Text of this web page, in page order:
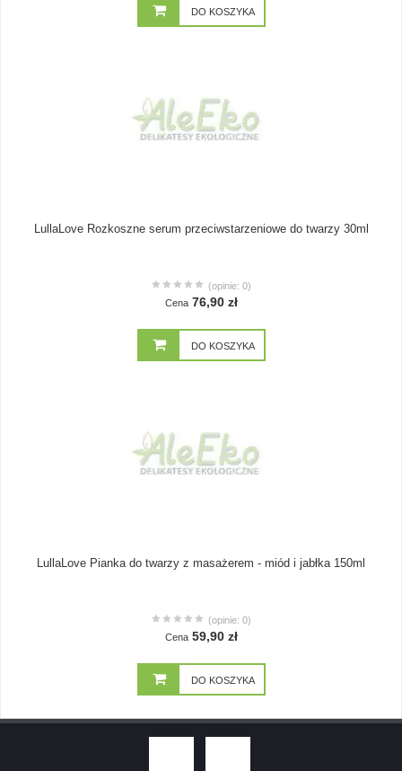
DO KOSZYKA
LullaLove Rozkoszne serum przeciwstarzeniowe do twarzy 30ml
(opinie: 0)
Cena 76,90 zł
DO KOSZYKA
LullaLove Pianka do twarzy z masażerem - miód i jabłka 150ml
(opinie: 0)
Cena 59,90 zł
DO KOSZYKA